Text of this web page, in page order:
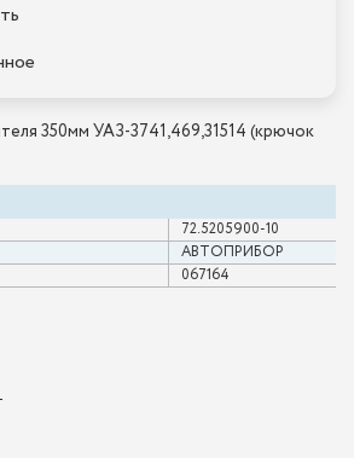
350мм УАЗ-3741,469,31514 (крючок
72.5205900-10
АВТОПРИБОР
067164